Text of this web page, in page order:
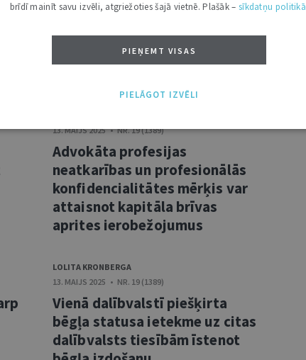
/ VISI
13. MAIJS 2025 • NR. 19 (1389)
Advokāta profesijas
neatkarības un profesionālās
konfidencialitātes mērķis var
attaisnot kapitāla brīvas
aprites ierobežojumus
LOLITA KRONBERGA
13. MAIJS 2025 • NR. 19 (1389)
Vienā dalībvalstī piešķirta
bēgļa statusa ietekme uz citas
dalībvalsts tiesībām īstenot
brīdī mainīt savu izvēli, atgriežoties šajā vietnē. Plašāk – sīkdatņu politikā
PIEŅEMT VISAS
PIELĀGOT IZVĒLI